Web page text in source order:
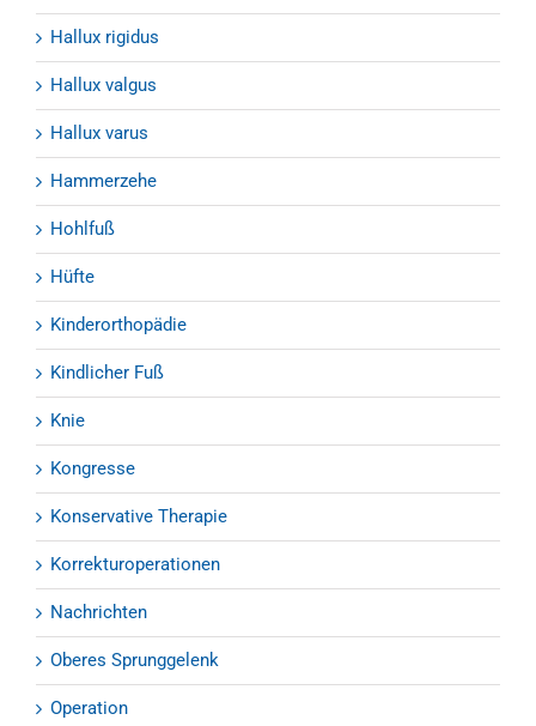
Hallux rigidus
Hallux valgus
Hallux varus
Hammerzehe
Hohlfuß
Hüfte
Kinderorthopädie
Kindlicher Fuß
Knie
Kongresse
Konservative Therapie
Korrekturoperationen
Nachrichten
Oberes Sprunggelenk
Operation